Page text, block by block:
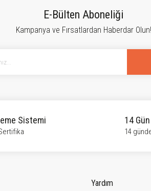
Bu ürüne ilk yorumu siz yapın!
E-Bülten Aboneliği
Kampanya ve Fırsatlardan Haberdar Olun!
Sistemi 14
14
Yardım